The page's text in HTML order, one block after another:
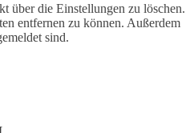
über die Einstellungen zu löschen.
entfernen zu können. Außerdem
sind.